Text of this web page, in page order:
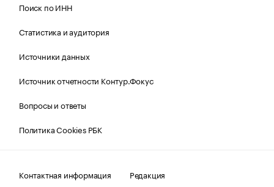
Поиск по ИНН
Статистика и аудитория
Источники данных
Источник отчетности Контур.Фокус
Вопросы и ответы
Политика Cookies РБК
Контактная информация Редакция